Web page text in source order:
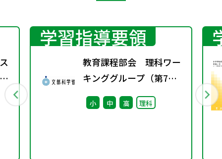
学習指導要領
教育課程部会 理科ワー
キンググループ（第7
回） 配付資料 ※算
数・数学ワーキンググル
小 中 高 理科